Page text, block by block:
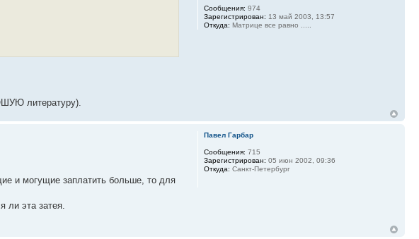
литературу).
Сообщения: 974
Зарегистрирован: 13 май 2003, 13:57
Откуда: Матрице все равно .....
и могущие заплатить больше, то для
ли эта затея.
Павел Гарбар
Сообщения: 715
Зарегистрирован: 05 июн 2002, 09:36
Откуда: Санкт-Петербург